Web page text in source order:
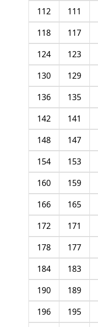
111
112
117
118
123
124
129
130
135
136
141
142
147
148
153
154
159
160
165
166
171
172
177
178
183
184
189
190
195
196